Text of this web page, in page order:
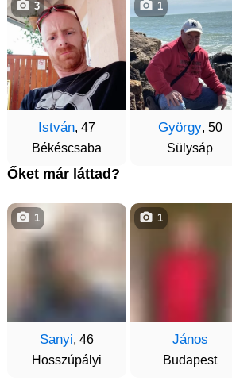
István, 47
Békéscsaba
3
György, 50
Sülysáp
1
Őket már láttad?
Sanyi, 46
Hosszúpályi
1
János
Budapest
1